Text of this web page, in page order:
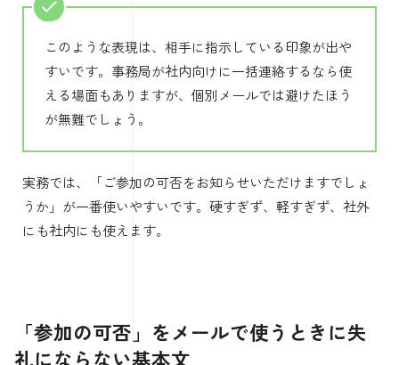
このような表現は、相手に指示している印象が出や
すいです。事務局が社内向けに一括連絡するなら使
える場面もありますが、個別メールでは避けたほう
が無難でしょう。
実務では、「ご参加の可否をお知らせいただけますでしょ
うか」が一番使いやすいです。硬すぎず、軽すぎず、社外
にも社内にも使えます。
「参加の可否」をメールで使うときに失
礼にならない基本文